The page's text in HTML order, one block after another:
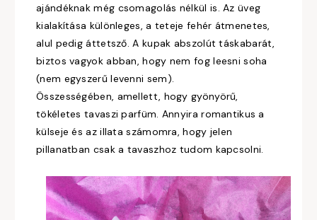
ajándéknak még csomagolás nélkül is. Az üveg
kialakítása különleges, a teteje fehér átmenetes,
alul pedig áttetsző. A kupak abszolút táskabarát,
biztos vagyok abban, hogy nem fog leesni soha
(nem egyszerű levenni sem).
Összességében, amellett, hogy gyönyörű,
tökéletes tavaszi parfüm. Annyira romantikus a
külseje és az illata számomra, hogy jelen
pillanatban csak a tavaszhoz tudom kapcsolni.